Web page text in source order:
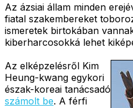
Az ázsiai állam minden
fiatal szakembereket
ismeretek birtokában
kiberharcosokká lehet
Az elképzelésről Kim
Heung-kwang egykori
észak-koreai tanácsadó
számolt be. A férfi